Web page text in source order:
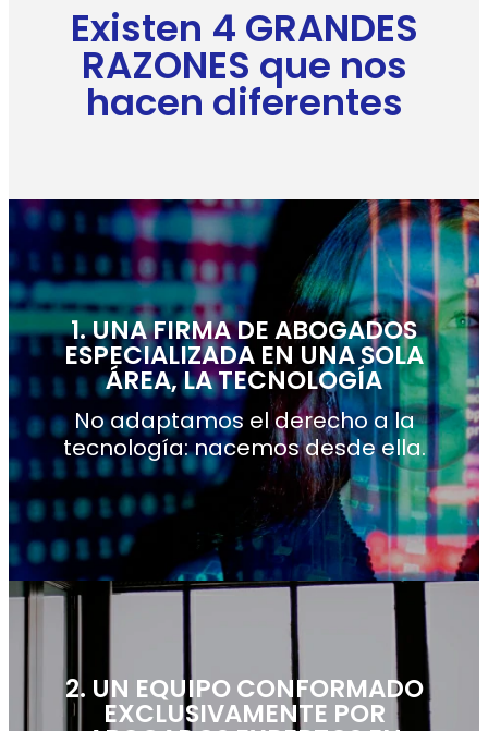
Existen 4 GRANDES
RAZONES que nos
hacen diferentes
1. UNA FIRMA DE ABOGADOS
ESPECIALIZADA EN UNA SOLA
ÁREA, LA TECNOLOGÍA
No adaptamos el derecho a la
tecnología: nacemos desde ella.
1. UNA FIRMA DE ABOGADOS
ESPECIALIZADA EN UNA SOLA
ÁREA, LA TECNOLOGÍA
No adaptamos el derecho a la
tecnología: nacemos desde ella.
2. UN EQUIPO CONFORMADO
EXCLUSIVAMENTE POR
2. UN EQUIPO CONFORMADO
EXCLUSIVAMENTE POR